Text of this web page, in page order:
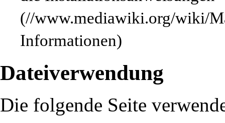
Informationen)
Dateiverwendung
Die folgende Seite